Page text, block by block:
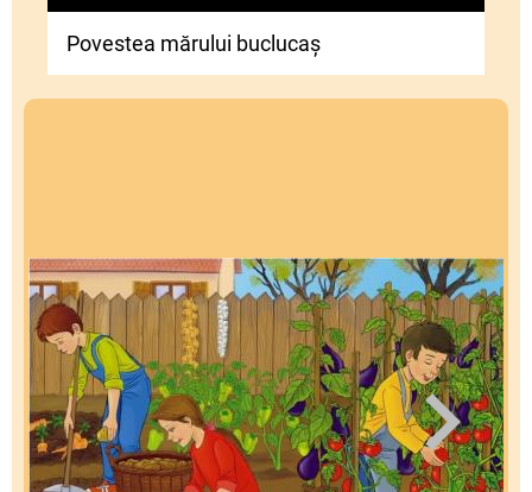
Povestea mărului buclucaș